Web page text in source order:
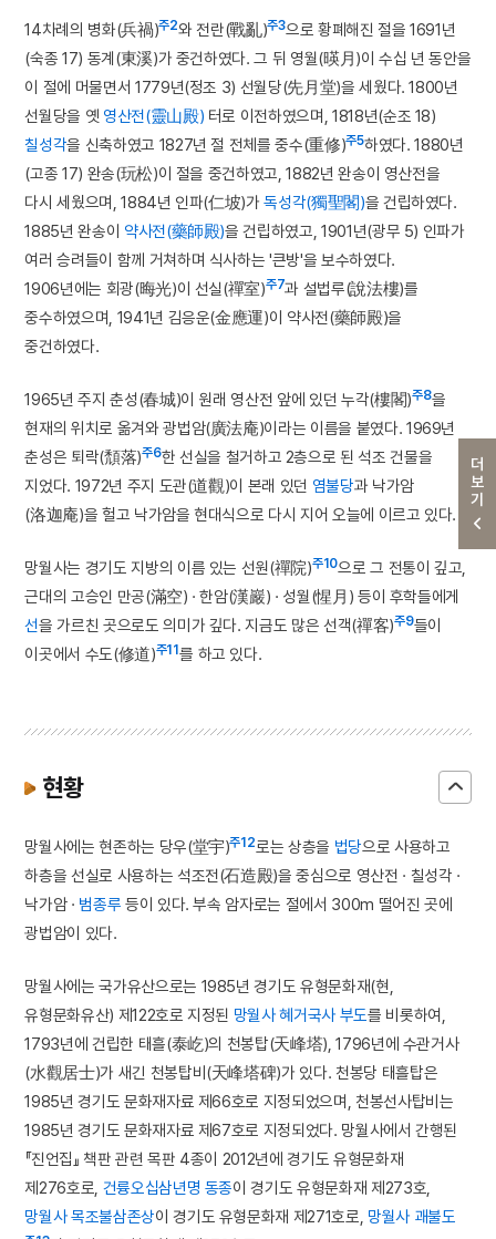
더보기
14차례의 병화(兵禍)주2와 전란(戰亂)주3으로 황폐해진 절을 1691년
(숙종 17) 동계(東溪)가 중건하였다. 그 뒤 영월(暎月)이 수십 년 동안을
이 절에 머물면서 1779년(정조 3) 선월당(先月堂)을 세웠다. 1800년
선월당을 옛 영산전(靈山殿) 터로 이전하였으며, 1818년(순조 18)
칠성각을 신축하였고 1827년 절 전체를 중수(重修)주5하였다. 1880년
(고종 17) 완송(玩松)이 절을 중건하였고, 1882년 완송이 영산전을
다시 세웠으며, 1884년 인파(仁坡)가독성각(獨聖閣)을 건립하였다.
1885년 완송이 약사전(藥師殿)을 건립하였고, 1901년(광무 5) 인파가
여러 승려들이 함께 거쳐하며 식사하는 '큰방'을 보수하였다.
1906년에는 회광(晦光)이 선실(禪室)주7과 설법루(說法樓)를
중수하였으며, 1941년 김응운(金應運)이 약사전(藥師殿)을
중건하였다.
1965년 주지 춘성(春城)이 원래 영산전 앞에 있던 누각(樓閣)주8을
현재의 위치로 옮겨와 광법암(廣法庵)이라는 이름을 붙였다. 1969년
춘성은 퇴락(頹落)주6한 선실을 철거하고 2층으로 된 석조 건물을
지었다. 1972년 주지 도관(道觀)이 본래 있던 염불당과 낙가암
(洛迦庵)을 헐고 낙가암을 현대식으로 다시 지어 오늘에 이르고 있다.
망월사는 경기도 지방의 이름 있는 선원(禪院)주10으로 그 전통이 깊고,
근대의 고승인 만공(滿空) · 한암(漢巖) · 성월(惺月) 등이 후학들에게
선을 가르친 곳으로도 의미가 깊다. 지금도 많은 선객(禪客)주9들이
이곳에서 수도(修道)주11를 하고 있다.
현황
망월사에는 현존하는 당우(堂宇)주12로는 상층을 법당으로 사용하고
하층을 선실로 사용하는 석조전(石造殿)을 중심으로 영산전 · 칠성각 ·
낙가암 · 범종루 등이 있다. 부속 암자로는 절에서 300m 떨어진 곳에
광법암이 있다.
망월사에는 국가유산으로는 1985년 경기도 유형문화재(현,
유형문화유산) 제122호로 지정된 망월사 혜거국사 부도를 비롯하여,
1793년에 건립한 태흘(泰屹)의 천봉탑(天峰塔), 1796년에 수관거사
(水觀居士)가 새긴 천봉탑비(天峰塔碑)가 있다. 천봉당 태흘탑은
1985년 경기도 문화재자료 제66호로 지정되었으며, 천봉선사탑비는
1985년 경기도 문화재자료 제67호로 지정되었다. 망월사에서 간행된
『진언집』 책판 관련 목판 4종이 2012년에 경기도 유형문화재
제276호로, 건륭오십삼년명 동종이 경기도 유형문화재 제273호,
망월사 목조불삼존상이 경기도 유형문화재 제271호로, 망월사 괘불도